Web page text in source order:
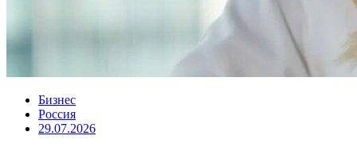
Бизнес
Россия
29.07.2026